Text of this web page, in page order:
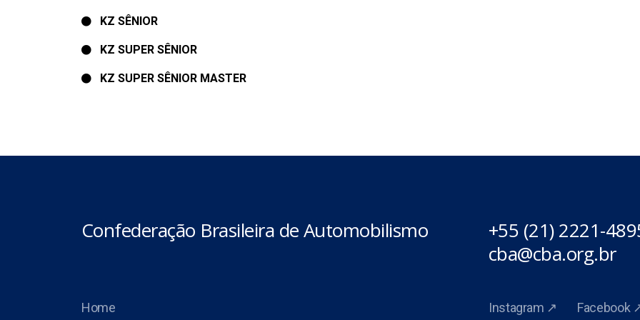
KZ SÊNIOR
KZ SUPER SÊNIOR
KZ SUPER SÊNIOR MASTER
Confederação Brasileira de Automobilismo
+55 (21) 2221-
cba@cba.org.br
Home Instagram ↗ Facebook